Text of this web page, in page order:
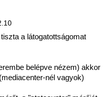
a látogatottságomat
belépve nézem) akkor
nél vagyok)